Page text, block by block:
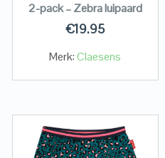
2-pack – Zebra luipaard
€19.95
Merk:Claesens